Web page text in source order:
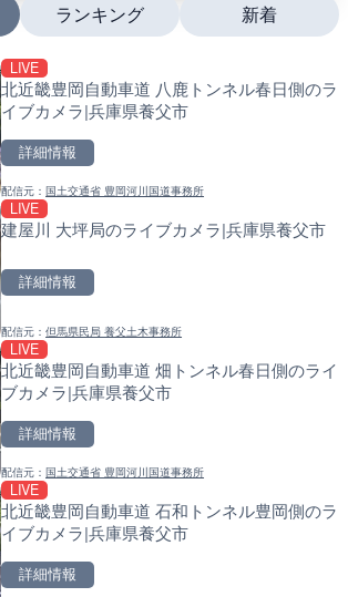
LIVE
北近畿豊岡自動車道 八鹿トンネル春日側のラ
イブカメラ|兵庫県養父市
詳細情報
配信元：国土交通省 豊岡河川国道事務所
LIVE
建屋川 大坪局のライブカメラ|兵庫県養父市
詳細情報
配信元：但馬県民局 養父土木事務所
LIVE
北近畿豊岡自動車道 畑トンネル春日側のライ
ブカメラ|兵庫県養父市
詳細情報
配信元：国土交通省 豊岡河川国道事務所
LIVE
北近畿豊岡自動車道 石和トンネル豊岡側のラ
イブカメラ|兵庫県養父市
詳細情報
ランキング
日本全国・緊急地震速報
配信元：株式会社ティーファイブプロジ
羽田空港第2旅客ターミナ
配信元：
淡路島モンキーセンター
県洲本市
配信元：淡路ザル
Impaxビル付近から歌舞伎
カメラ|東京都新宿区
新着
南出川水門付近のライブ
町
配信元：日高町役場
比井川水門付近から比井
配信元：
小浦川水門付近から小浦
メラ|和歌山県日高町
配信元：日高町役場
産湯川水門付近のライブ
町